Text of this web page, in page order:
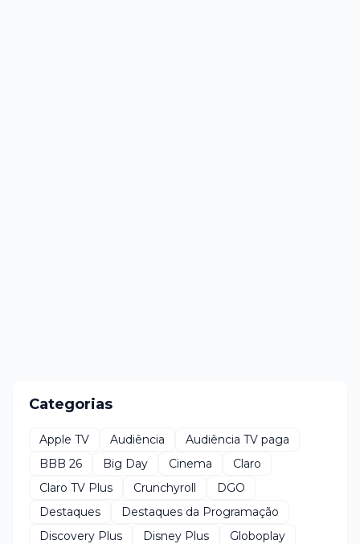
Categorias
Apple TV Audiência
Audiência TV paga
BBB 26
Big Day Cinema
Claro
Claro TV Plus
Crunchyroll
DGO
Destaques
Destaques da Programação
Discovery Plus
Disney Plus
Globoplay